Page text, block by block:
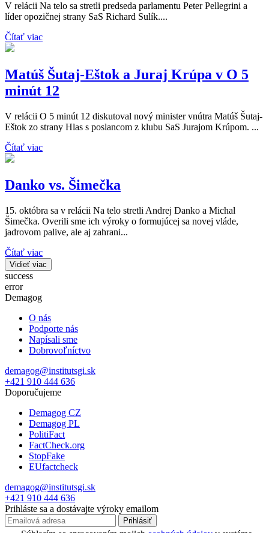
V relácii Na telo sa stretli predseda parlamentu Peter Pellegrini a
líder opozičnej strany SaS Richard Sulík....
Čítať viac
Matúš Šutaj-Eštok a Juraj Krúpa v O 5
minút 12
V relácii O 5 minút 12 diskutoval nový minister vnútra Matúš Šutaj-
Eštok zo strany Hlas s poslancom z klubu SaS Jurajom Krúpom. ...
Čítať viac
Danko vs. Šimečka
15. októbra sa v relácii Na telo stretli Andrej Danko a Michal
Šimečka. Overili sme ich výroky o formujúcej sa novej vláde,
jadrovom palive, ale aj zahrani...
Čítať viac
Vidieť viac
success
error
Demagog
O nás
Podporte nás
Napísali sme
Dobrovoľníctvo
demagog@institutsgi.sk
+421 910 444 636
Doporučujeme
Demagog CZ
Demagog PL
PolitiFact
FactCheck.org
StopFake
EUfactcheck
demagog@institutsgi.sk
+421 910 444 636
Prihláste sa a dostávajte výroky emailom
Prihlásiť